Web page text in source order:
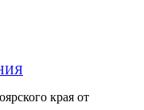
края от